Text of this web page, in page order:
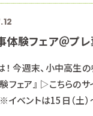
験フェア＠プ
！ 今週末、小中高生
フェア』 ▷こちら
ベントは15日（土